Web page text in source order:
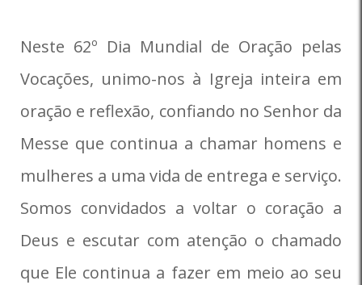
Neste 62º Dia Mundial de Oração pelas
Vocações, unimo-nos à Igreja inteira em
oração e reflexão, confiando no Senhor da
Messe que continua a chamar homens e
mulheres a uma vida de entrega e serviço.
Somos convidados a voltar o coração a
Deus e escutar com atenção o chamado
que Ele continua a fazer em meio ao seu